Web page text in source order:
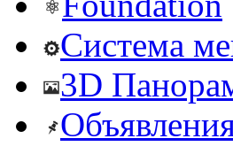
Система
3D